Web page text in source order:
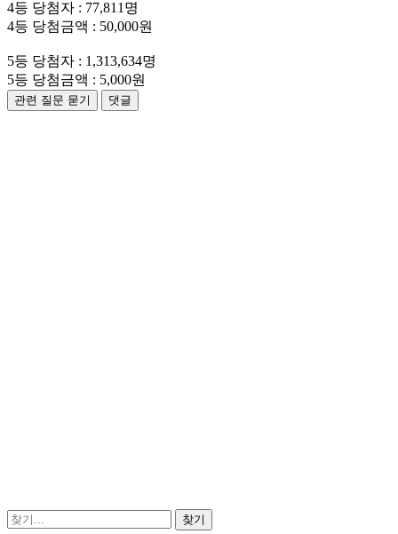
4등 당첨자 : 77,811명
4등 당첨금액 : 50,000원
5등 당첨자 : 1,313,634명
5등 당첨금액 : 5,000원